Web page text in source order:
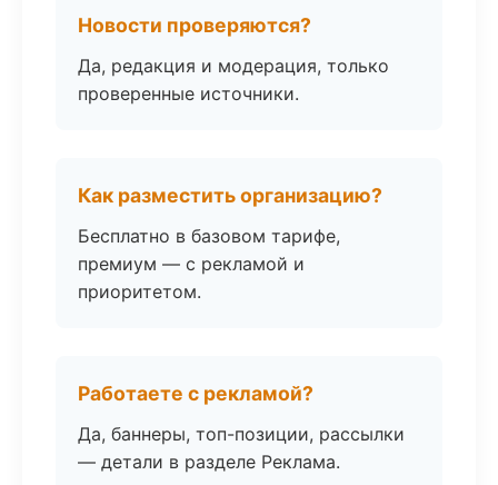
Новости проверяются?
Да, редакция и модерация, только
проверенные источники.
Как разместить организацию?
Бесплатно в базовом тарифе,
премиум — с рекламой и
приоритетом.
Работаете с рекламой?
Да, баннеры, топ-позиции, рассылки
— детали в разделе Реклама.